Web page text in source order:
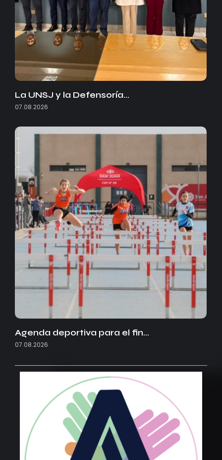
La UNSJ y la Defensoría…
07.08.2026
Agenda deportiva para el fin…
07.08.2026